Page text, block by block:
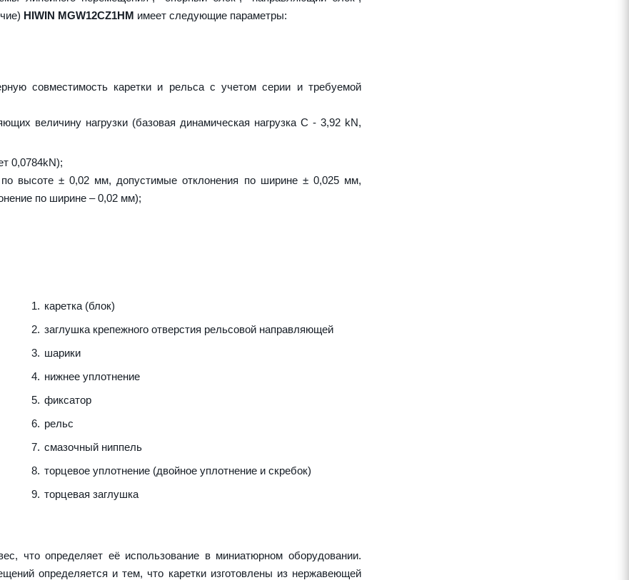
HIWIN MGW12CZ1HM имеет следующие параметры:
совместимость каретки и рельса с учетом серии и требуемой
величину нагрузки (базовая динамическая нагрузка C - 3,92 kN,
0,0784kN);
высоте ± 0,02 мм, допустимые отклонения по ширине ± 0,025 мм,
по ширине – 0,02 мм);
каретка (блок)
заглушка крепежного отверстия рельсовой направляющей
шарики
нижнее уплотнение
фиксатор
рельс
смазочный ниппель
торцевое уплотнение (двойное уплотнение и скребок)
торцевая заглушка
что определяет её использование в миниатюрном оборудовании.
определяется и тем, что каретки изготовлены из нержавеющей